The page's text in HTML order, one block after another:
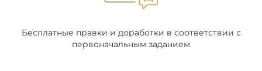
Бесплатные правки и доработки в соответствии с
первоначальным заданием